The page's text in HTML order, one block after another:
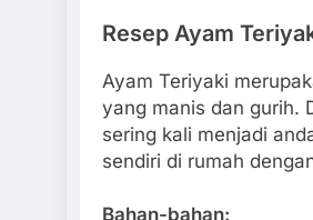
Resep Ayam
Ayam Teriyaki
yang manis dan gurih.
sering kali menjadi
sendiri di rumah
Bahan-bahan: